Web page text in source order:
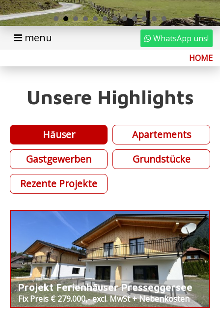
menu
WhatsApp uns!
HOME
Unsere Highlights
Häuser
Apartements
Gastgewerben
Grundstücke
Rezente Projekte
Projekt Ferienhäuser Presseggersee
Fix Preis € 279.000,- excl. MwSt + Nebenkosten